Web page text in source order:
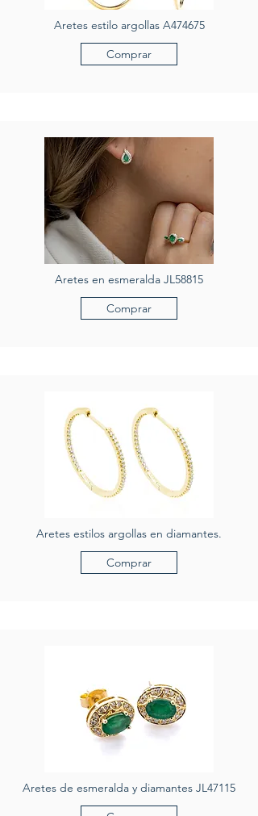
Aretes estilo argollas A474675
Comprar
Aretes en esmeralda JL58815
Comprar
Aretes estilos argollas en diamantes.
Comprar
Aretes de esmeralda y diamantes JL47115